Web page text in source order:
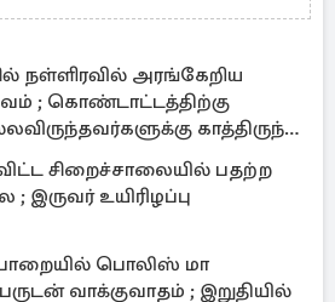
நள்ளிரவில் அரங்கேறிய
; கொண்டாட்டத்திற்கு
காத்திருந்த
சிறைச்சாலையில் பதற்ற
; இருவர் உயிரிழப்பு
பொலிஸ் மா
வாக்குவாதம் ; இறுதியில்